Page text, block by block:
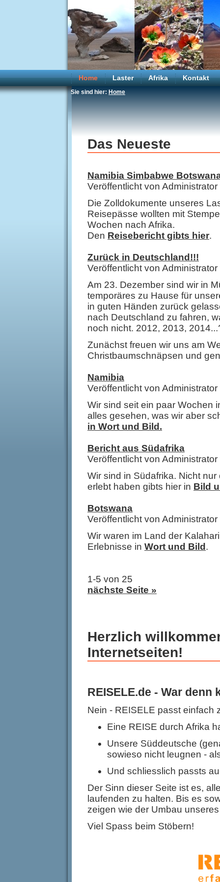
Home Laster Afrika Kontakt
Sie sind hier: Home
Das Neueste
Namibia Simbabwe
Veröffentlicht von
Die Zolldokumente unseres
Reisepässe wollten mit
Wochen nach Afrika.
Den Reisebericht gibts hier.
Zurück in Deutschland!!!
Veröffentlicht von
Am 23. Dezember sind wir in
temporäres zu Hause für
in guten Händen zurück
nach Deutschland zu fahren,
noch nicht. 2012, 2013,
Zunächst freuen wir uns am
Christbaumschnäpsen und
Namibia
Veröffentlicht von
Wir sind seit ein paar Wochen
alles gesehen, was wir aber
in Wort und Bild.
Bericht aus Südafrika
Veröffentlicht von
Wir sind in Südafrika. Nicht
erlebt haben gibts hier in Bild
Botswana
Veröffentlicht von
Wir waren im Land der
Erlebnisse in Wort und Bild .
1-5 von 25
nächste Seite »
Herzlich
Internetseiten!
REISELE.de - War
Nein - REISELE passt einfach
Eine REISE durch Afrika
Unsere Süddeutsche
sowieso nicht leugnen -
Und schliesslich passts
Der Sinn dieser Seite ist es,
laufenden zu halten. Bis es
zeigen wie der Umbau
Viel Spass beim Stöbern!